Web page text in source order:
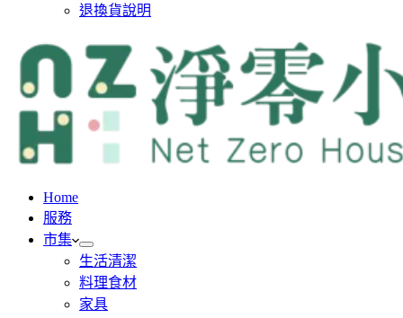
退換貨說明
Home
服務
市集
生活清潔
料理食材
家具